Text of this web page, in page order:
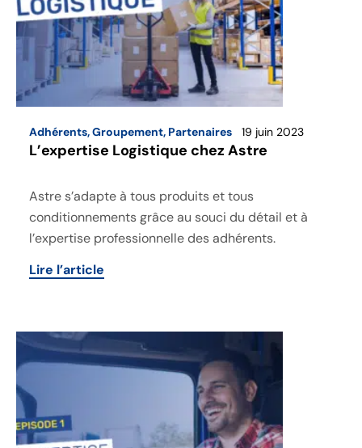
Adhérents,Groupement, Partenaires 19 juin 2023
L’expertise Logistique chez Astre
Astre s’adapte à tous produits et tous
conditionnements grâce au souci du détail et à
l’expertise professionnelle des adhérents.
Lire l’article